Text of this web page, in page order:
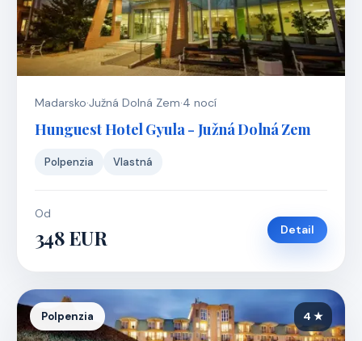
Madarsko·Južná Dolná Zem·4 nocí
Hunguest Hotel Gyula - Južná Dolná Zem
Polpenzia Vlastná
Od
348 EUR Detail
Polpenzia 4 ★